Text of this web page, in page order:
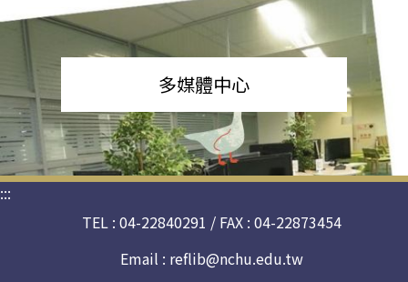
多媒體中心
:::
TEL : 04-22840291 / FAX : 04-22873454
Email : reflib@nchu.edu.tw